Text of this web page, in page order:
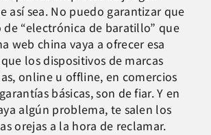
así sea. No puedo garantizar que
“electrónica de baratillo” que
web china vaya a ofrecer esa
los dispositivos de marcas
online u offline, en comercios
básicas, son de fiar. Y en
algún problema, te salen los
orejas a la hora de reclamar.